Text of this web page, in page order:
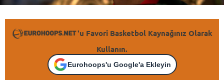
'u Favori Basketbol Kaynağınız Olarak
Kullanın.
Eurohoops'u Google'a Ekleyin